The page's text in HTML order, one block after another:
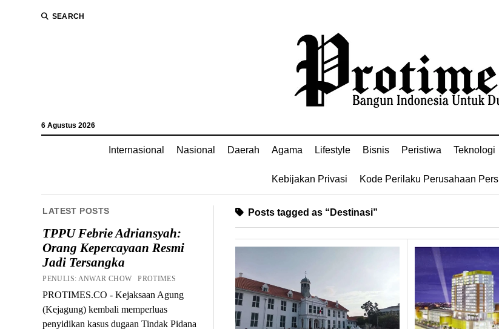
SEARCH
6 Agustus 2026
Internasional Nasional Daerah Agama Lifestyle Bisnis Peristiwa Teknologi
Kebijakan Privasi Kode Perilaku Perusahaan Pers
LATEST POSTS
TPPU Febrie Adriansyah:
Orang Kepercayaan Resmi
Jadi Tersangka
PENULIS: ANWAR CHOW PROTIMES
PROTIMES.CO - Kejaksaan Agung
(Kejagung) kembali memperluas
penyidikan kasus dugaan Tindak Pidana
Posts tagged as “Destinasi”